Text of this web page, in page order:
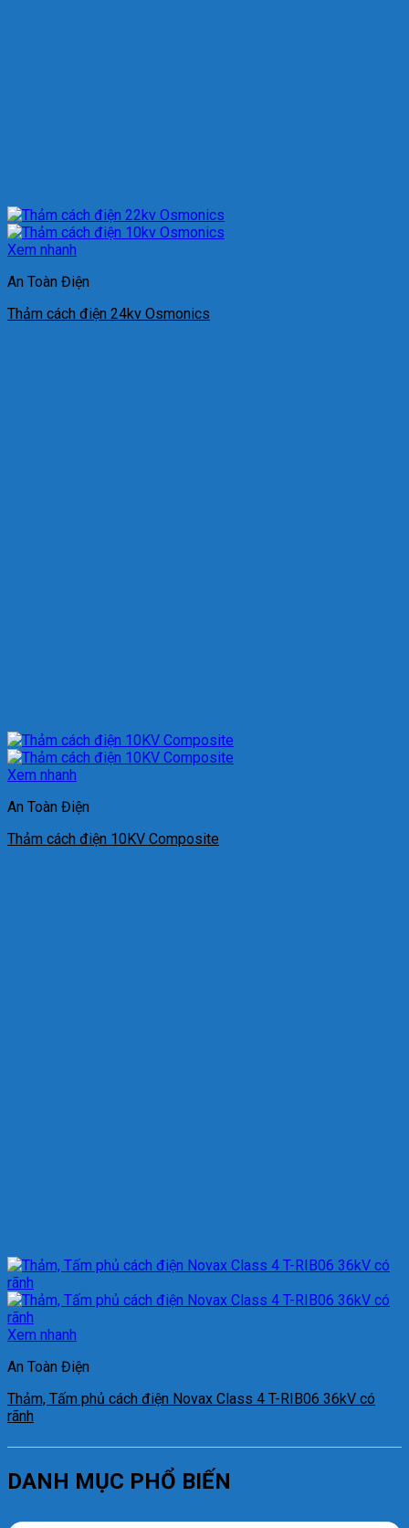
Xem nhanh
An Toàn Điện
Thảm cách điện 24kv Osmonics
Xem nhanh
An Toàn Điện
Thảm cách điện 10KV Composite
Xem nhanh
An Toàn Điện
Thảm, Tấm phủ cách điện Novax Class 4 T-RIB06 36kV có
rãnh
DANH MỤC PHỔ BIẾN